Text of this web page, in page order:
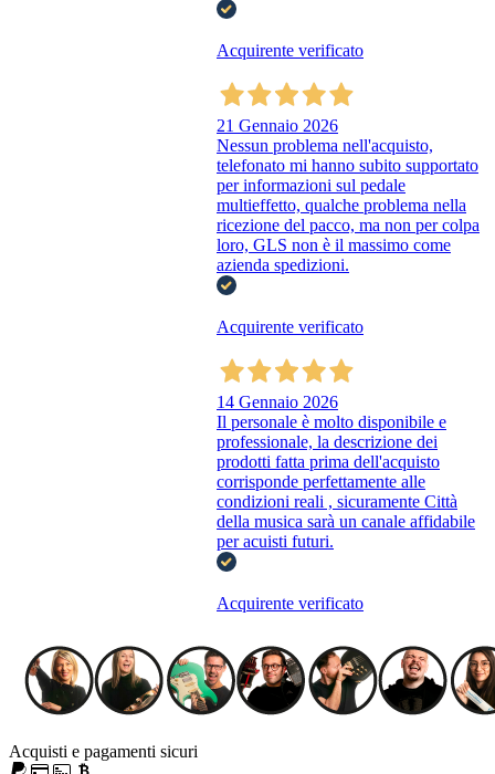
Acquirente verificato
21 Gennaio 2026
Nessun problema nell'acquisto,
telefonato mi hanno subito supportato
per informazioni sul pedale
multieffetto, qualche problema nella
ricezione del pacco, ma non per colpa
loro, GLS non è il massimo come
azienda spedizioni.
Acquirente verificato
14 Gennaio 2026
Il personale è molto disponibile e
professionale, la descrizione dei
prodotti fatta prima dell'acquisto
corrisponde perfettamente alle
condizioni reali , sicuramente Città
della musica sarà un canale affidabile
per acuisti futuri.
Acquirente verificato
Acquisti e pagamenti sicuri